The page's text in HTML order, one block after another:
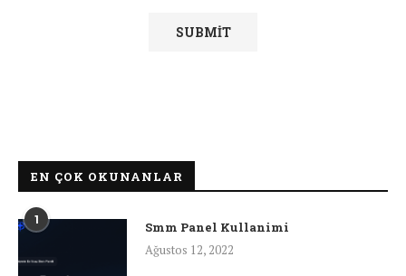
EN ÇOK OKUNANLAR
1
Smm Panel Kullanimi
Ağustos 12, 2022